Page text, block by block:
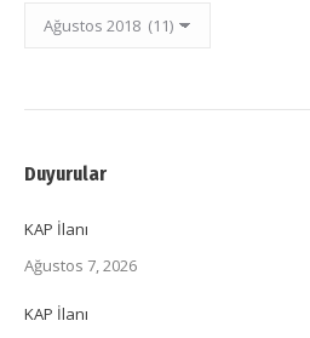
Duyurular
KAP İlanı
Ağustos 7, 2026
KAP İlanı